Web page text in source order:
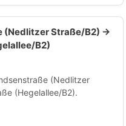
(Nedlitzer Straße/B2) →
B2)
(Nedlitzer
(Hegelallee/B2).